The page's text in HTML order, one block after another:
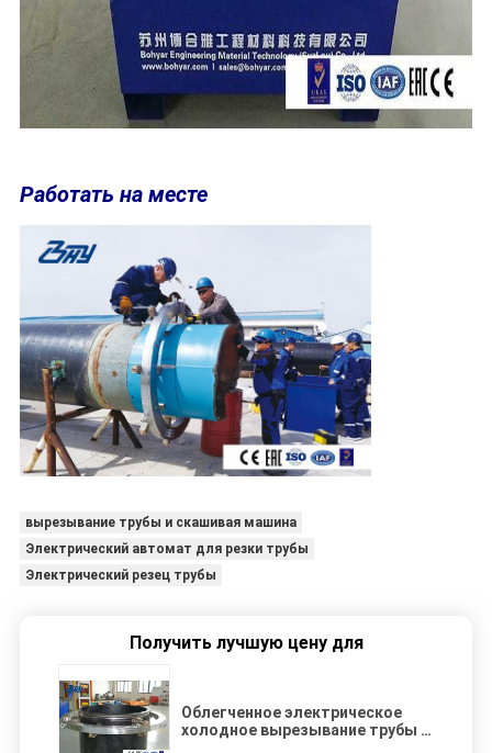
Работать на месте
вырезывание трубы и скашивая машина
Электрический автомат для резки трубы
Электрический резец трубы
Получить лучшую цену для
Облегченное электрическое
холодное вырезывание трубы и